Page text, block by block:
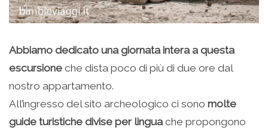
Abbiamo dedicato una giornata intera a questa
escursione che dista poco di più di due ore dal
nostro appartamento.
All’ingresso del sito archeologico ci sono molte
guide turistiche divise per linguache propongono